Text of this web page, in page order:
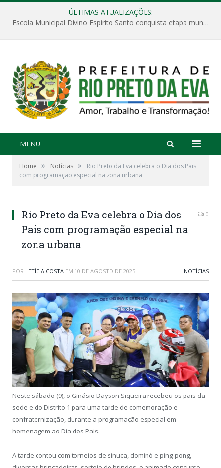
ÚLTIMAS ATUALIZAÇÕES:
Escola Municipal Divino Espírito Santo conquista etapa municipal da V Feira Amazonense de Matemática
MENU
Home » Notícias »
Rio Preto da Eva celebra o Dia dos Pais
com programação especial na zona urbana
Rio Preto da Eva celebra o Dia dos
Pais com programação especial na
zona urbana
0
POR LETÍCIA COSTA EM 10 DE AGOSTO DE 2025 NOTÍCIAS
Neste sábado (9), o Ginásio Dayson Siqueira recebeu os pais da
sede e do Distrito 1 para uma tarde de comemoração e
confraternização, durante a programação especial em
homenagem ao Dia dos Pais.
A tarde contou com torneios de sinuca, dominó e ping-pong,